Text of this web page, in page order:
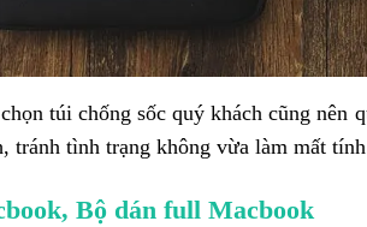
túi chống sốc quý khách cũng nên
tránh tình trạng không vừa làm mất
Bộ dán full Macbook